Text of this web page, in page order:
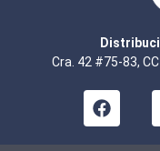
Cra. 42 #75-83,